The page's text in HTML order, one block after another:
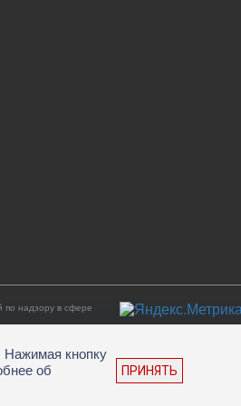
надзору в сфере
Нажимая кнопку
об
ПРИНЯТЬ